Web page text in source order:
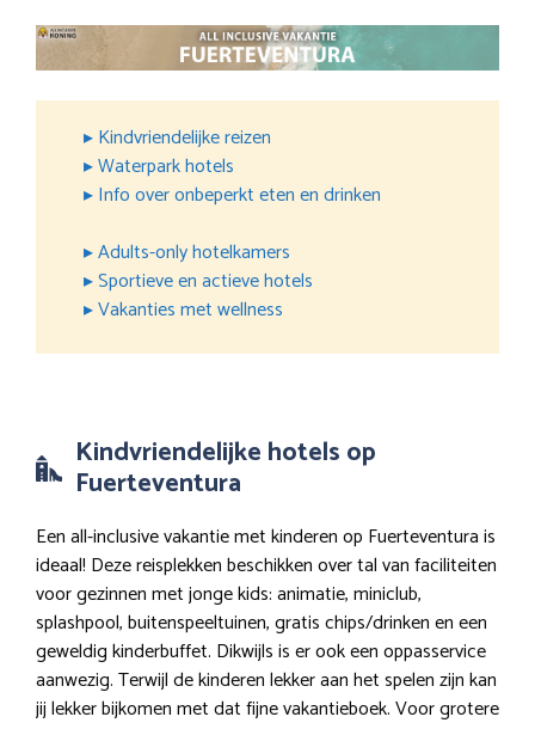
▸ Kindvriendelijke reizen
▸ Waterpark hotels
▸ Info over onbeperkt eten en drinken
▸ Adults-only hotelkamers
▸ Sportieve en actieve hotels
▸ Vakanties met wellness
Kindvriendelijke hotels op
Fuerteventura
Een all-inclusive vakantie met kinderen op Fuerteventura is
ideaal! Deze reisplekken beschikken over tal van faciliteiten
voor gezinnen met jonge kids: animatie, miniclub,
splashpool, buitenspeeltuinen, gratis chips/drinken en een
geweldig kinderbuffet. Dikwijls is er ook een oppasservice
aanwezig. Terwijl de kinderen lekker aan het spelen zijn kan
jij lekker bijkomen met dat fijne vakantieboek. Voor grotere